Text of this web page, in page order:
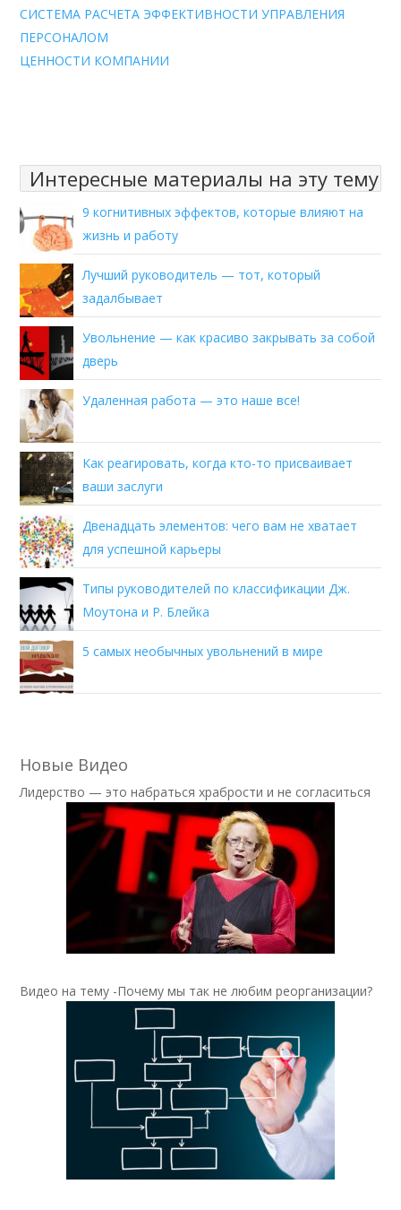
СИСТЕМА РАСЧЕТА ЭФФЕКТИВНОСТИ УПРАВЛЕНИЯ
ПЕРСОНАЛОМ
ЦЕННОСТИ КОМПАНИИ
Интересные материалы на эту тему
9 когнитивных эффектов, которые влияют на
жизнь и работу
Лучший руководитель — тот, который
задалбывает
Увольнение — как красиво закрывать за собой
дверь
Удаленная работа — это наше все!
Как реагировать, когда кто-то присваивает
ваши заслуги
Двенадцать элементов: чего вам не хватает
для успешной карьеры
Типы руководителей по классификации Дж.
Моутона и Р. Блейка
5 самых необычных увольнений в мире
Новые Видео
Лидерство — это набраться храбрости и не согласиться
Видео на тему -Почему мы так не любим реорганизации?